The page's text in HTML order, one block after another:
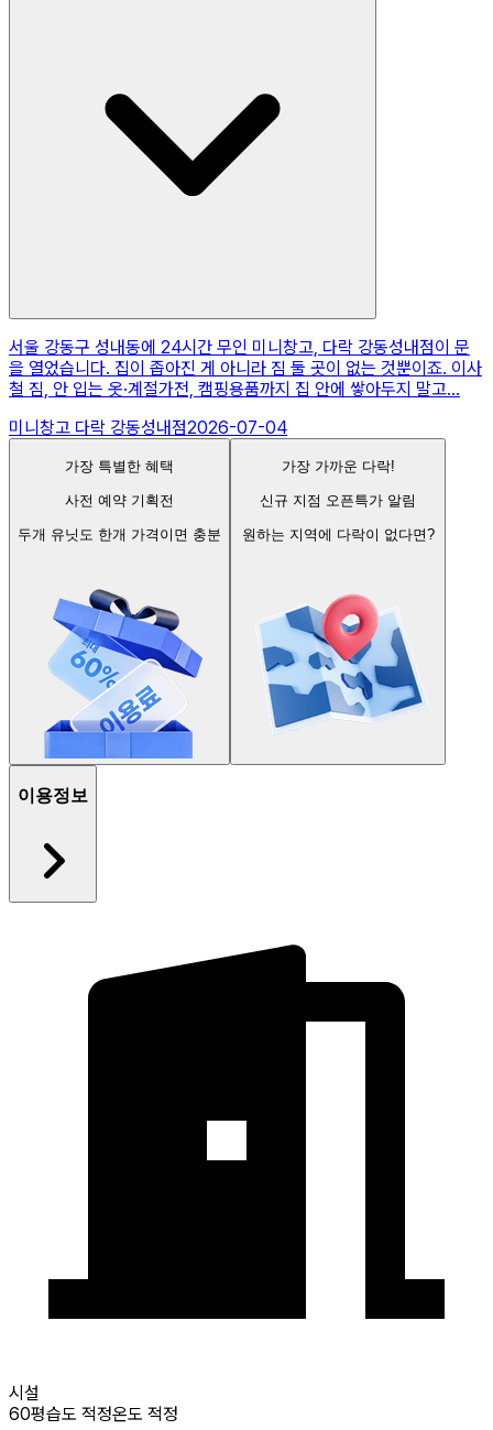
서울 강동구 성내동에 24시간 무인 미니창고, 다락 강동성내점이 문
을 열었습니다. 집이 좁아진 게 아니라 짐 둘 곳이 없는 것뿐이죠. 이사
철 짐, 안 입는 옷·계절가전, 캠핑용품까지 집 안에 쌓아두지 말고...
미니창고 다락 강동성내점2026-07-04
가장 특별한 혜택
사전 예약 기획전
두개 유닛도 한개 가격이면 충분
가장 가까운 다락!
신규 지점 오픈특가 알림
원하는 지역에 다락이 없다면?
이용정보
시설
60평습도 적정온도 적정